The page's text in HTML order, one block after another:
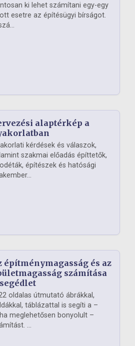
ki lehet számítani egy-egy
esetre az építésügyi bírságot.
alaptérkép a
kérdések és válaszok,
szakmai előadás építtetők,
építészek és hatósági
építménymagasság és az
számítása
oldalas útmutató ábrákkal,
táblázattal is segíti a –
meglehetősen bonyolult –
...